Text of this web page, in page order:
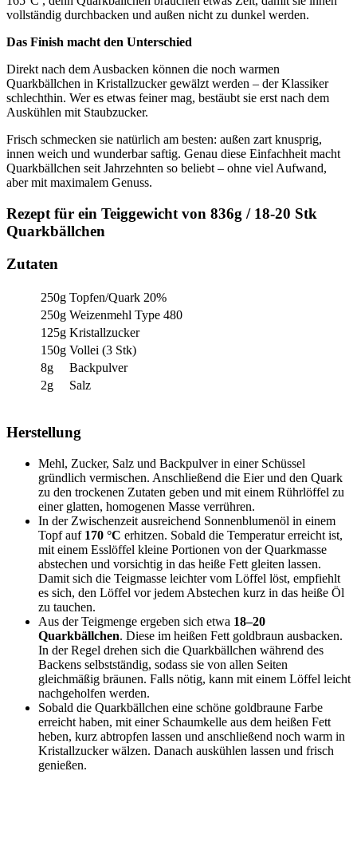
vollständig durchbacken und außen nicht zu dunkel werden.
Das Finish macht den Unterschied
Direkt nach dem Ausbacken können die noch warmen
Quarkbällchen in Kristallzucker gewälzt werden – der Klassiker
schlechthin. Wer es etwas feiner mag, bestäubt sie erst nach dem
Auskühlen mit Staubzucker.
Frisch schmecken sie natürlich am besten: außen zart knusprig,
innen weich und wunderbar saftig. Genau diese Einfachheit macht
Quarkbällchen seit Jahrzehnten so beliebt – ohne viel Aufwand,
aber mit maximalem Genuss.
Rezept für ein Teiggewicht von 836g / 18-20 Stk
Quarkbällchen
Zutaten
250g Topfen/Quark 20%
250g Weizenmehl Type 480
125g Kristallzucker
150g Vollei (3 Stk)
8g
Backpulver
2g
Salz
Herstellung
Mehl, Zucker, Salz und Backpulver in einer Schüssel
gründlich vermischen. Anschließend die Eier und den Quark
zu den trockenen Zutaten geben und mit einem Rührlöffel zu
einer glatten, homogenen Masse verrühren.
In der Zwischenzeit ausreichend Sonnenblumenöl in einem
Topf auf 170 °C erhitzen. Sobald die Temperatur erreicht ist,
mit einem Esslöffel kleine Portionen von der Quarkmasse
abstechen und vorsichtig in das heiße Fett gleiten lassen.
Damit sich die Teigmasse leichter vom Löffel löst, empfiehlt
es sich, den Löffel vor jedem Abstechen kurz in das heiße Öl
zu tauchen.
Aus der Teigmenge ergeben sich etwa 18–20
Quarkbällchen. Diese im heißen Fett goldbraun ausbacken.
In der Regel drehen sich die Quarkbällchen während des
Backens selbstständig, sodass sie von allen Seiten
gleichmäßig bräunen. Falls nötig, kann mit einem Löffel leicht
nachgeholfen werden.
Sobald die Quarkbällchen eine schöne goldbraune Farbe
erreicht haben, mit einer Schaumkelle aus dem heißen Fett
heben, kurz abtropfen lassen und anschließend noch warm in
Kristallzucker wälzen. Danach auskühlen lassen und frisch
genießen.